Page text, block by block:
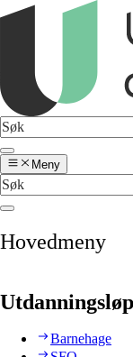
Meny
Hovedmeny
Barnehage